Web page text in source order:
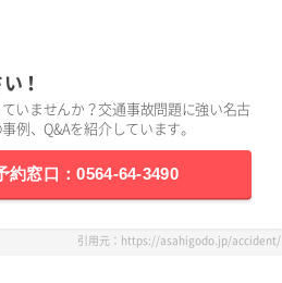
！
いませんか？交通事故問題に強い名古
例、Q&Aを紹介しています。
約窓口：0564-64-3490
引用元：https://asahigodo.jp/accident/